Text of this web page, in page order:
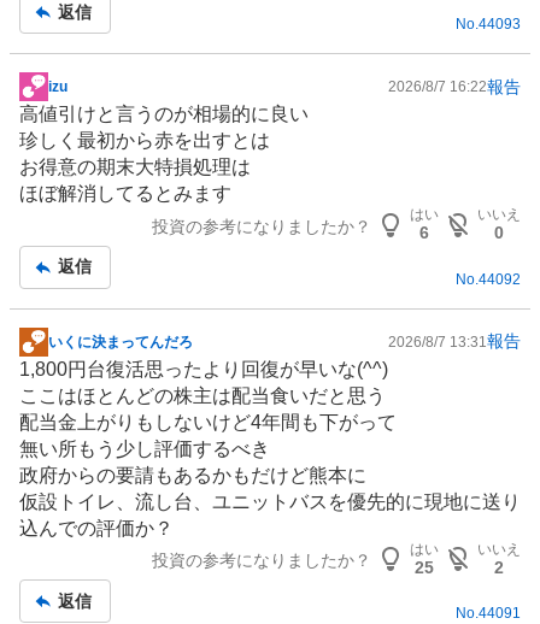
8
%
、
買
い
た
い
0
7
%
、
様
子
見
3
0
.
7
事
返信
No.44093
掲
示
板
記
事
izu 2026/8/7 16:22報告
高値引けと言うのが相場的に良い
珍しく最初から赤を出すとは
お得意の期末大特損処理は
ほぼ解消してるとみます
投資の参考になりましたか？
はい
6
いいえ
0
返信
No. 44092
掲
示
板
記
事
いくに決まってんだろ 2026/8/7 13:31 報告
1,800円台復活思ったより回復が早いな(^^)
ここはほとんどの株主は配当食いだと思う
配当金上がりもしないけど4年間も下がって
無い所もう少し評価するべき
政府からの要請もあるかもだけど熊本に
仮設トイレ、流し台、ユニットバスを優先的に現地に送り
込んでの評価か？
投資の参考になりましたか？
はい
25
いいえ
2
返信
No.44091